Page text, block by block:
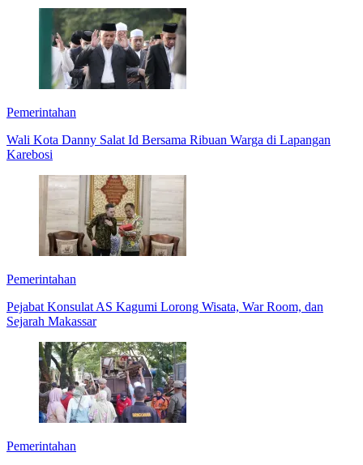
Pemerintahan
Wali Kota Danny Salat Id Bersama Ribuan Warga di Lapangan
Karebosi
Pemerintahan
Pejabat Konsulat AS Kagumi Lorong Wisata, War Room, dan
Sejarah Makassar
Pemerintahan